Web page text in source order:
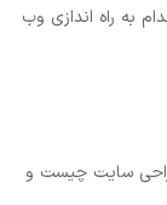
به راه اندازی وب
طراحی سایت چیست و